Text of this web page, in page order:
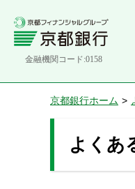
金融機関コード:0158
京都銀行ホーム >
よくあ